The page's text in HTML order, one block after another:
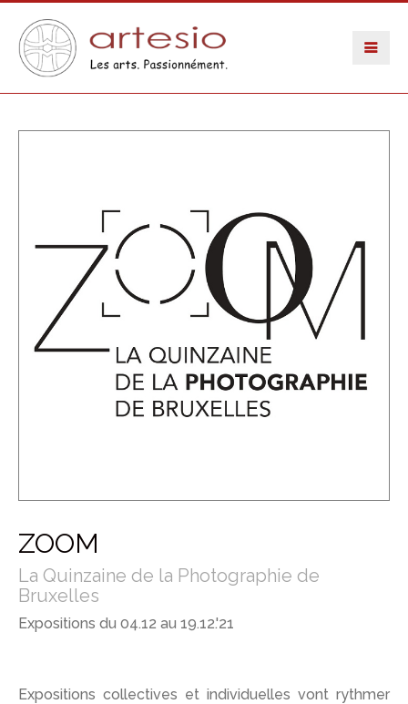
ZOOM
La Quinzaine de la Photographie de
Bruxelles
Expositions du 04.12 au 19.12.'21
Expositions collectives et individuelles vont rythmer